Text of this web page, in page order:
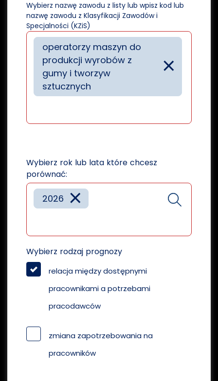
Wybierz nazwę zawodu z listy lub wpisz kod lub
nazwę zawodu z Klasyfikacji Zawodów i
Specjalności (KZiS)
×
operatorzy maszyn do
produkcji wyrobów z
gumy i tworzyw
sztucznych
Wybierz rok lub lata które chcesz
porównać:
×
2026
Wybierz rodzaj prognozy
relacja między dostępnymi
pracownikami a potrzebami
pracodawców
zmiana zapotrzebowania na
pracowników